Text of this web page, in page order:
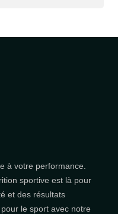
à votre performance.
sportive est là pour
et des résultats
le sport avec notre